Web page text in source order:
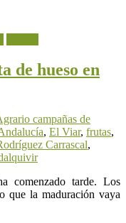
de hueso en
campañas de
, El Viar, frutas,
Carrascal,
comenzado tarde. Los
que la maduración vaya